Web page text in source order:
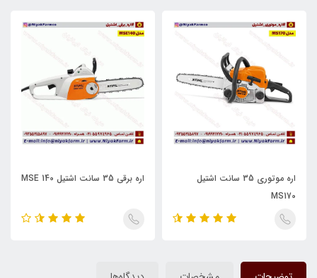
اره موتوری 35 سانت اشتیل
MS170
اره برقی 35 سانت اشتیل MSE 140